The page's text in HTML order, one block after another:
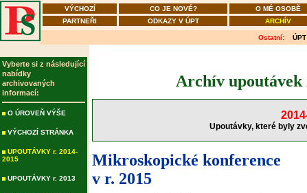
VÝCHOZÍ CO JE NOVÉ? O MÉ OSOBĚ
PARTNEŘI
ODKAZY V ÚPT ARCHÍV
Ostatní: ÚPT
Vyberte si z následující
nabídky
archivovaných
informací:
O ÚROVEŇ VÝŠE
VÝCHOZÍ STRÁNKA
UPOUTÁVKY r. 2014-
2015
UPOUTÁVKY r. 2013
Archív upoutávek
Upoutávky, které byly
Mikroskopické konference
v r. 2015